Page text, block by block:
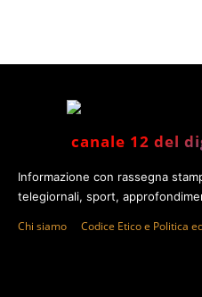
canale 12 del
Informazione con rassegna
telegiornali, sport,
Chi siamo Codice Etico e Politica